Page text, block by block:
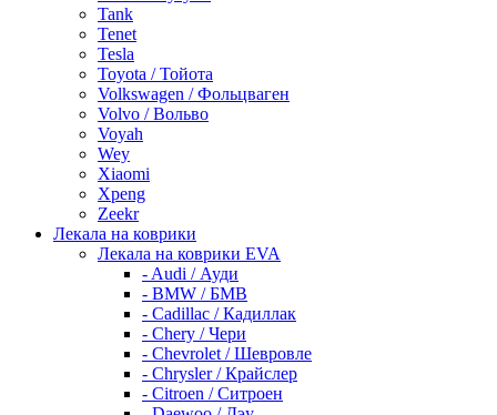
Tank
Tenet
Tesla
Toyota / Тойота
Volkswagen / Фольцваген
Volvo / Вольво
Voyah
Wey
Xiaomi
Xpeng
Zeekr
Лекала на коврики
Лекала на коврики EVA
- Audi / Ауди
- BMW / БМВ
- Cadillac / Кадиллак
- Chery / Чери
- Chevrolet / Шевровле
- Chrysler / Крайслер
- Citroen / Ситроен